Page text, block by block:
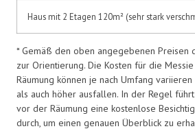
Haus mit 2 Etagen 120m² (sehr stark
* Gemäß den oben angegebenen Preisen
zur Orientierung. Die Kosten für die
Räumung können je nach Umfang
als auch höher ausfallen. In der Regel
vor der Räumung eine kostenlose
durch, um einen genauen Überblick zu